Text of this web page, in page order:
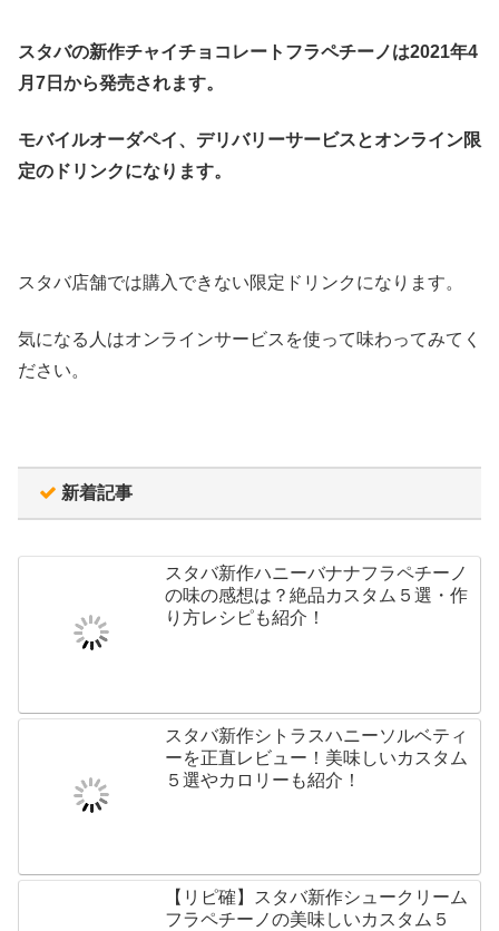
スタバの新作チャイチョコレートフラペチーノは2021年4
月7日から発売されます。
モバイルオーダペイ、デリバリーサービスとオンライン限
定のドリンクになります。
スタバ店舗では購入できない限定ドリンクになります。
気になる人はオンラインサービスを使って味わってみてく
ださい。
新着記事
スタバ新作ハニーバナナフラペチーノ
の味の感想は？絶品カスタム５選・作
り方レシピも紹介！
スタバ新作シトラスハニーソルベティ
ーを正直レビュー！美味しいカスタム
５選やカロリーも紹介！
【リピ確】スタバ新作シュークリーム
フラペチーノの美味しいカスタム５